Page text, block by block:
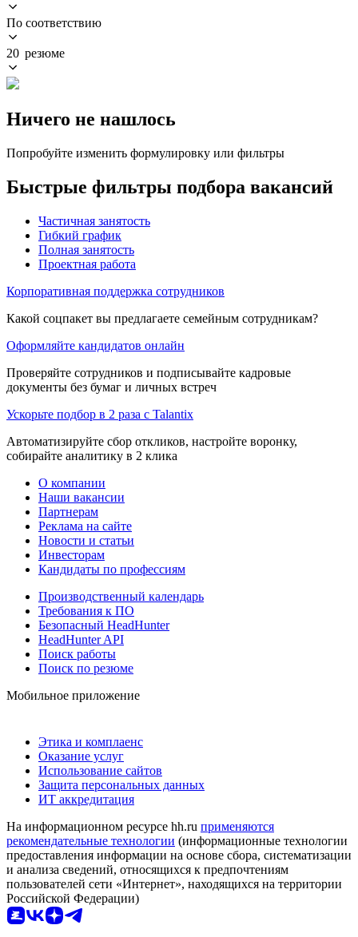
По соответствию
20 резюме
Ничего не нашлось
Попробуйте изменить формулировку или фильтры
Быстрые фильтры подбора вакансий
Частичная занятость
Гибкий график
Полная занятость
Проектная работа
Корпоративная поддержка сотрудников
Какой соцпакет вы предлагаете семейным сотрудникам?
Оформляйте кандидатов онлайн
Проверяйте сотрудников и подписывайте кадровые
документы без бумаг и личных встреч
Ускорьте подбор в 2 раза с Talantix
Автоматизируйте сбор откликов, настройте воронку,
собирайте аналитику в 2 клика
О компании
Наши вакансии
Партнерам
Реклама на сайте
Новости и статьи
Инвесторам
Кандидаты по профессиям
Производственный календарь
Требования к ПО
Безопасный HeadHunter
HeadHunter API
Поиск работы
Поиск по резюме
Мобильное приложение
Этика и комплаенс
Оказание услуг
Использование сайтов
Защита персональных данных
ИТ аккредитация
На информационном ресурсе hh.ru применяются
рекомендательные технологии (информационные технологии
предоставления информации на основе сбора, систематизации
и анализа сведений, относящихся к предпочтениям
пользователей сети «Интернет», находящихся на территории
Российской Федерации)